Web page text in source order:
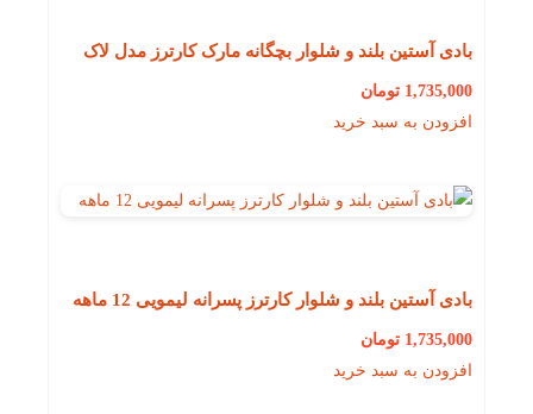
بادی آستین بلند و شلوار بچگانه مارک کارترز مدل لاک
1,735,000 تومان
افزودن به سبد خرید
بادی آستین بلند و شلوار کارترز پسرانه لیمویی 12 ماهه
1,735,000 تومان
افزودن به سبد خرید